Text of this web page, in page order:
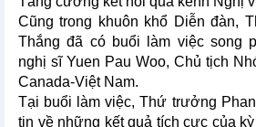
Cũng trong khuôn khổ Diễn đàn,
Thắng đã có buổi làm việc song
nghị sĩ Yuen Pau Woo, Chủ tịch
Canada-Việt Nam.
Tại buổi làm việc, Thứ trưởng
tin về những kết quả tích cực của